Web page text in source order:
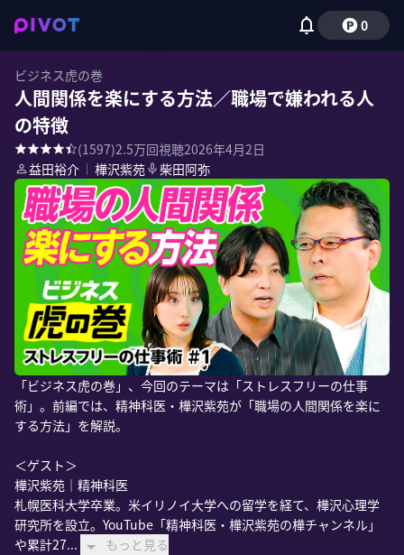
0
ビジネス虎の巻
人間関係を楽にする方法／職場で嫌われる人
の特徴
(1597)2.5万回視聴2026年4月2日
益田裕介 ｜ 樺沢紫苑 柴田阿弥
「ビジネス虎の巻」、今回のテーマは「ストレスフリーの仕事
術」。前編では、精神科医・樺沢紫苑が「職場の人間関係を楽に
する方法」を解説。
＜ゲスト＞
樺沢紫苑｜精神科医
札幌医科大学卒業。米イリノイ大学への留学を経て、樺沢心理学
研究所を設立。YouTube「精神科医・樺沢紫苑の樺チャンネル」
や累計27...
もっと見る